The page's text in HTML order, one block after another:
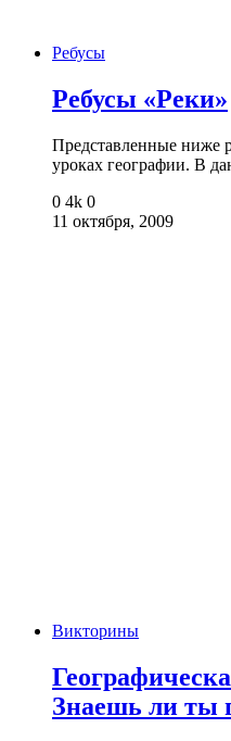
Ребусы
Ребусы «Реки»
Представленные ниже
уроках географии. В
0 4k 0
11 октября, 2009
Викторины
Знаешь ли ты